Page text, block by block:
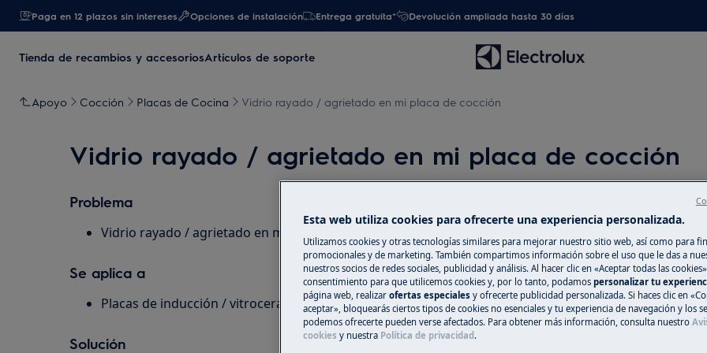
Paga en 12 plazos sin intereses Opciones de instalación Entrega gratuita* Devolución ampliada hasta 30 días
Tienda de recambios y accesoriosArtículos de soporte
Apoyo Cocción Placas de Cocina Vidrio rayado / agrietado en mi placa de cocción
Vidrio rayado / agrietado en mi placa de cocción
Problema
Vidrio rayado / agrietado en mi placa de cocción
Se aplica a
Placas de inducción / vitrocerámica
Solución
Repuestos y
Encuentra
electrodoméstico
recíbelos
Esta web utiliza cookies para ofrecerte una experiencia personalizada.
Utilizamos cookies y otras tecnologías similares para mejorar nuestro sitio web, así como para
promocionales y de marketing. También compartimos información sobre el uso que le das a
nuestros socios de redes sociales, publicidad y análisis. Al hacer clic en «Aceptar todas las
consentimiento para que utilicemos cookies y, por lo tanto, podamos personalizar tu
página web, realizar ofertas especiales y ofrecerte publicidad personalizada. Si haces clic en
aceptar», bloquearás ciertos tipos de cookies no esenciales y tu experiencia de navegación y los
podemos ofrecerte pueden verse afectados. Para obtener más información, consulta nuestro
cookies y nuestra Política de privacidad .